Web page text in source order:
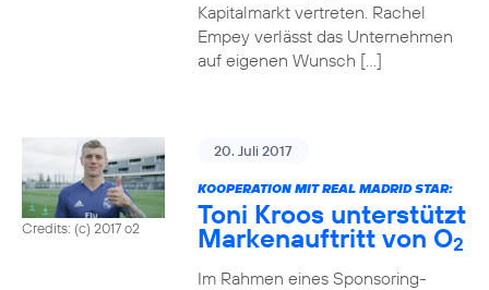
Kapitalmarkt vertreten. Rachel
Empey verlässt das Unternehmen
auf eigenen Wunsch […]
Credits: (c) 2017 o2
20. Juli 2017
KOOPERATION MIT REAL MADRID STAR:
Toni Kroos unterstützt
Markenauftritt von O2
Im Rahmen eines Sponsoring-